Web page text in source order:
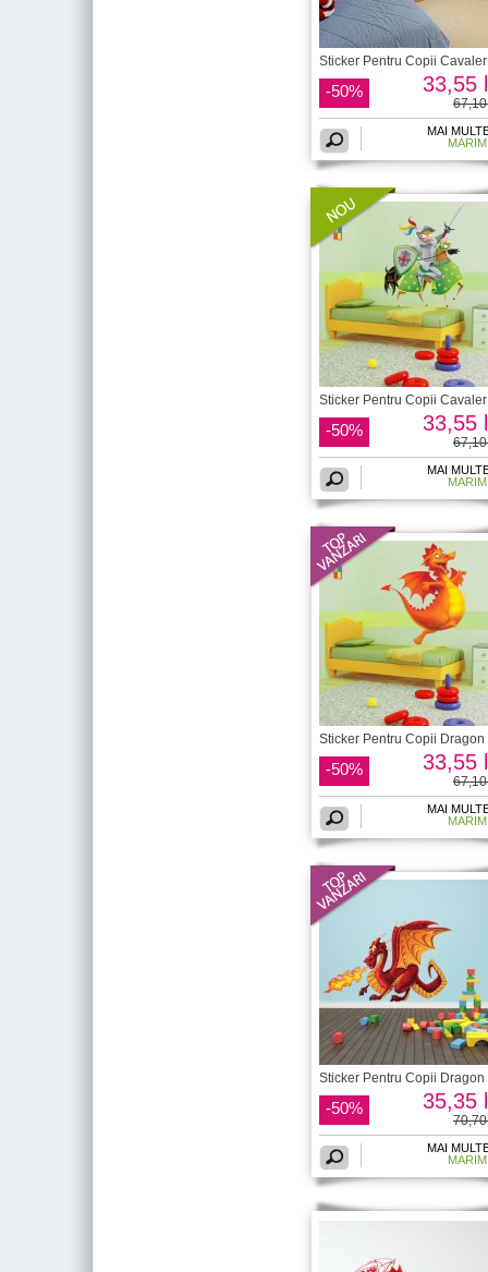
Sticker Pentru Copii Cavaler
-50% 33,55
MAI
Sticker Pentru Copii Cavaler
-50% 33,55
MAI
Sticker Pentru Copii Dragon
-50% 33,55
MAI
Sticker Pentru Copii Dragon
-50% 35,35
MAI